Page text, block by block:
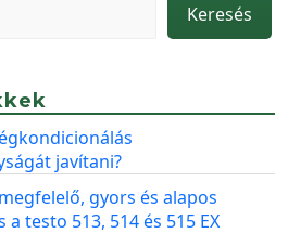
Keresés
javítani?
gyors és alapos
testo 513, 514 és 515 EX